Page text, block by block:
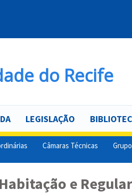
do Recife
LEGISLAÇÃO
Câmaras Técnicas
e